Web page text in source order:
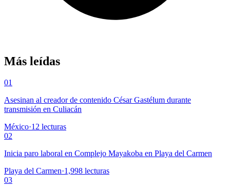
Más leídas
01
Asesinan al creador de contenido César Gastélum durante
transmisión en Culiacán
México·12 lecturas
02
Inicia paro laboral en Complejo Mayakoba en Playa del Carmen
Playa del Carmen·1,998 lecturas
03